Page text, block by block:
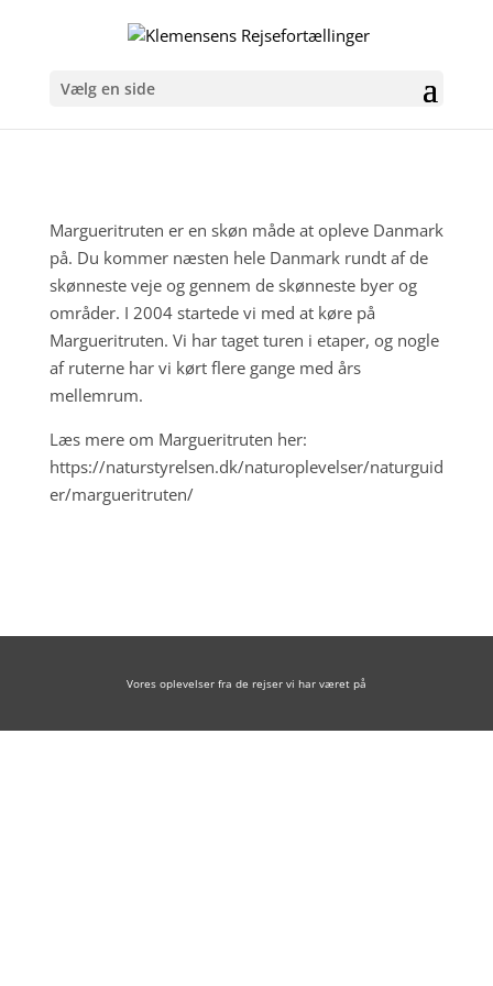
Vælg en side
Margueritruten er en skøn måde at opleve Danmark
på. Du kommer næsten hele Danmark rundt af de
skønneste veje og gennem de skønneste byer og
områder. I 2004 startede vi med at køre på
Margueritruten. Vi har taget turen i etaper, og nogle
af ruterne har vi kørt flere gange med års
mellemrum.
Læs mere om Margueritruten her:
https://naturstyrelsen.dk/naturoplevelser/naturguid
er/margueritruten/
Vores oplevelser fra de rejser vi har været på